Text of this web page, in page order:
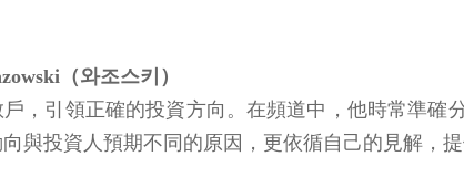
（와조스키）
戶，引領正確的投資方向。在頻道中，他時常準
與投資人預期不同的原因，更依循自己的見解，